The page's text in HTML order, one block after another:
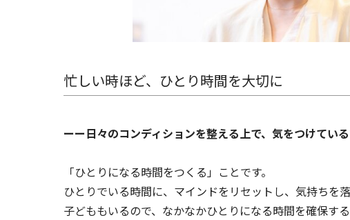
忙しい時ほど、ひとり時間を大切に
ーー日々のコンディションを整える上で、気をつけてい
「ひとりになる時間をつくる」ことです。
ひとりでいる時間に、マインドをリセットし、気持ちを落
子どももいるので、なかなかひとりになる時間を確保す